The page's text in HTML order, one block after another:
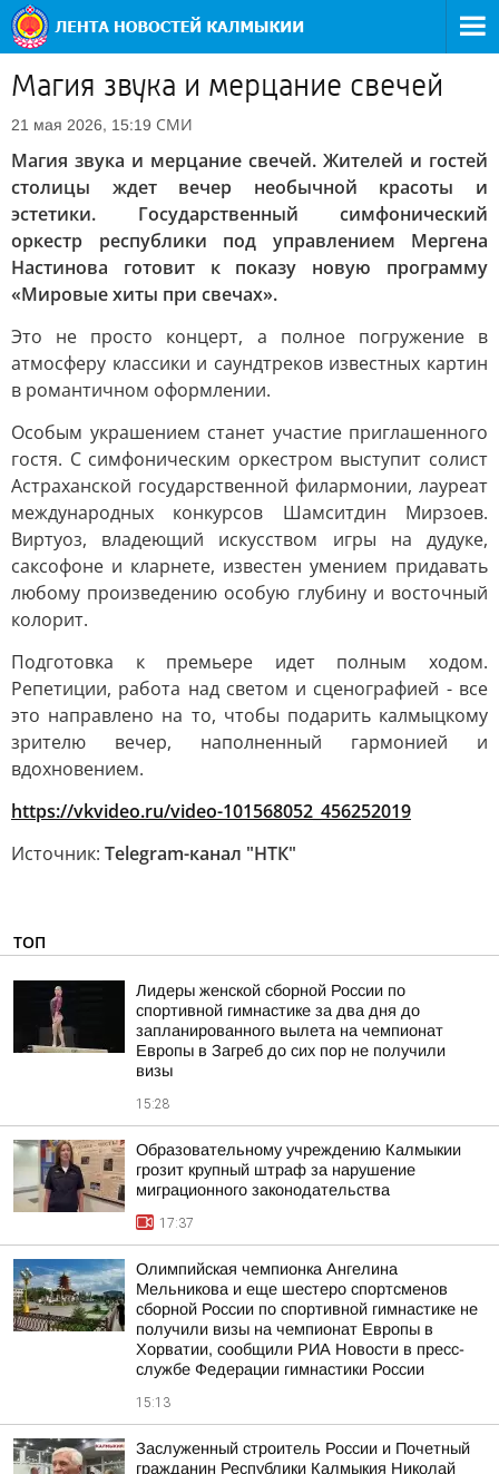
Магия звука и мерцание свечей
21 мая 2026, 15:19 СМИ
Магия звука и мерцание свечей. Жителей и гостей
столицы ждет вечер необычной красоты и
эстетики. Государственный симфонический
оркестр республики под управлением Мергена
Настинова готовит к показу новую программу
«Мировые хиты при свечах».
Это не просто концерт, а полное погружение в
атмосферу классики и саундтреков известных картин
в романтичном оформлении.
Особым украшением станет участие приглашенного
гостя. С симфоническим оркестром выступит солист
Астраханской государственной филармонии, лауреат
международных конкурсов Шамситдин Мирзоев.
Виртуоз, владеющий искусством игры на дудуке,
саксофоне и кларнете, известен умением придавать
любому произведению особую глубину и восточный
колорит.
Подготовка к премьере идет полным ходом.
Репетиции, работа над светом и сценографией - все
это направлено на то, чтобы подарить калмыцкому
зрителю вечер, наполненный гармонией и
вдохновением.
https://vkvideo.ru/video-101568052_456252019
Источник: Telegram-канал "НТК"
ТОП
Лидеры женской сборной России по
спортивной гимнастике за два дня до
запланированного вылета на чемпионат
Европы в Загреб до сих пор не получили
визы
15:28
Образовательному учреждению Калмыкии
грозит крупный штраф за нарушение
миграционного законодательства
17:37
Олимпийская чемпионка Ангелина
Мельникова и еще шестеро спортсменов
сборной России по спортивной гимнастике не
получили визы на чемпионат Европы в
Хорватии, сообщили РИА Новости в пресс-
службе Федерации гимнастики России
15:13
Заслуженный строитель России и Почетный
гражданин Республики Калмыкия Николай